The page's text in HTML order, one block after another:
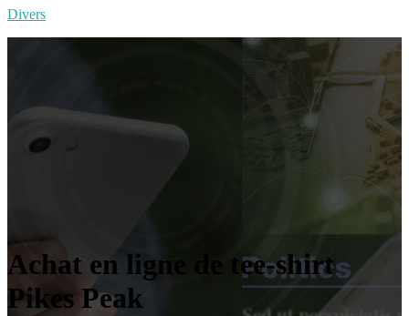
Divers
Achat en ligne de tee-shirt
Pikes Peak